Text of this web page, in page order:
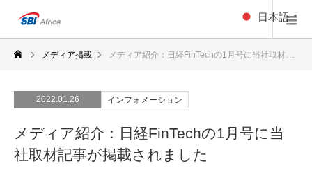
メディア掲載 メディア紹介：日経FinTechの1月号に当社取材記事が掲載されました
2022.01.26 インフォメーション
メディア紹介：日経FinTechの1月号に当
社取材記事が掲載されました
日本語 ▼